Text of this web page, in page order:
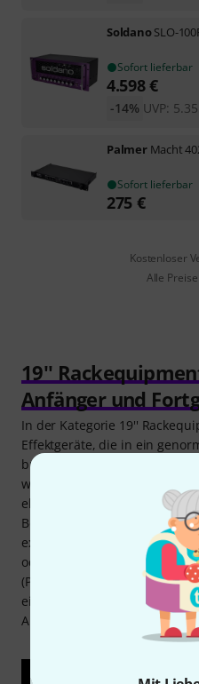
SoldanoSLO-
Sofort lieferbar
4.598€
UVP:
-14%
Palmer Macht
Sofort lieferbar
275 €
Kostenloser
Alle
19''
Anfänger und
In der Kategorie 19''
Effektgeräte, die in ein
breites Rack oder Gehäuse
werden können. Die
ebenfalls festgelegt und
Beispiele für 19''-Effekte sind
externem Control Pedal
oder die analogen
(Palmer PDI-03L8 oder Palmer
eine große Auswahl an 19''
Ausführung und Preislage.